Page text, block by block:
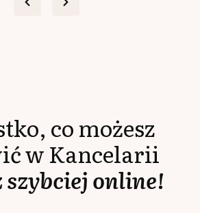
co możesz
w Kancelarii
szybciej online!